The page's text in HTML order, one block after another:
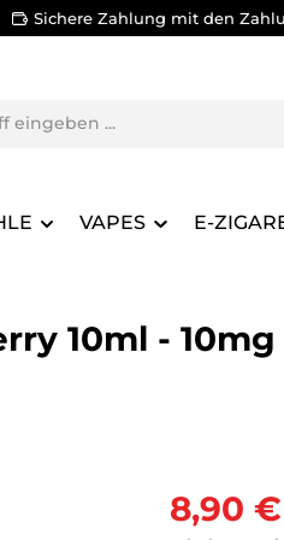
Sichere Zahlung mit den
VAPES E-
10ml - 10mg
8,90 €